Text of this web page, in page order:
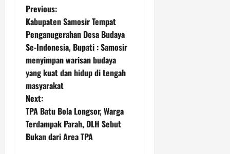
P
o
s
t
n
a
v
Previous:
Kabupaten Samosir Tempat
Penganugerahan Desa Budaya
Se-Indonesia, Bupati : Samosir
menyimpan warisan budaya
yang kuat dan hidup di tengah
masyarakat
Next:
TPA Batu Bola Longsor, Warga
Terdampak Parah, DLH Sebut
Bukan dari Area TPA